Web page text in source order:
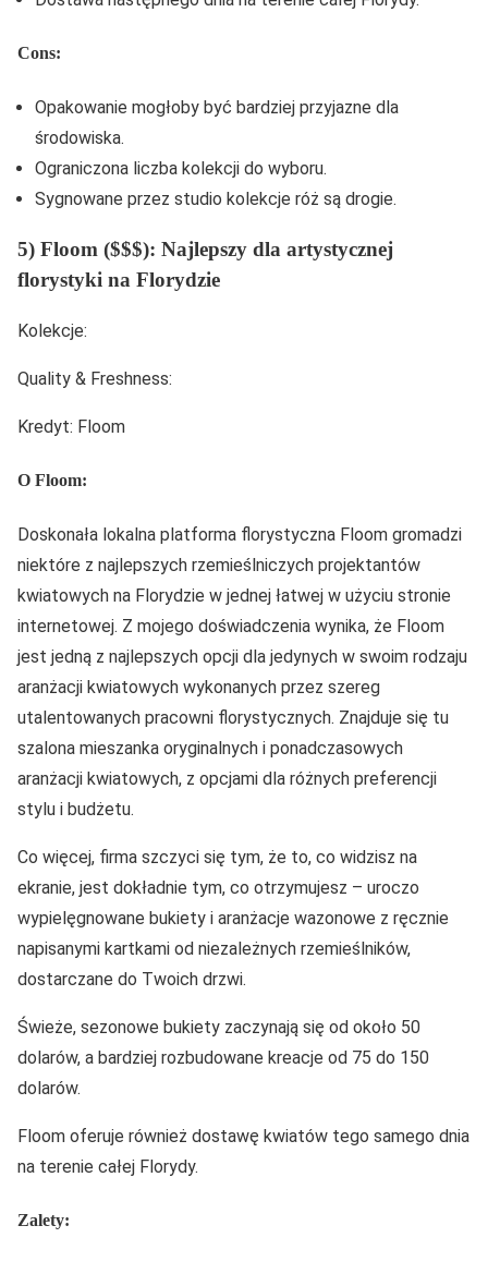
Cons:
Opakowanie mogłoby być bardziej przyjazne dla
środowiska.
Ograniczona liczba kolekcji do wyboru.
Sygnowane przez studio kolekcje róż są drogie.
5) Floom ($$$): Najlepszy dla artystycznej
florystyki na Florydzie
Kolekcje:
Quality & Freshness:
Kredyt: Floom
O Floom:
Doskonała lokalna platforma florystyczna Floom gromadzi
niektóre z najlepszych rzemieślniczych projektantów
kwiatowych na Florydzie w jednej łatwej w użyciu stronie
internetowej. Z mojego doświadczenia wynika, że Floom
jest jedną z najlepszych opcji dla jedynych w swoim rodzaju
aranżacji kwiatowych wykonanych przez szereg
utalentowanych pracowni florystycznych. Znajduje się tu
szalona mieszanka oryginalnych i ponadczasowych
aranżacji kwiatowych, z opcjami dla różnych preferencji
stylu i budżetu.
Co więcej, firma szczyci się tym, że to, co widzisz na
ekranie, jest dokładnie tym, co otrzymujesz – uroczo
wypielęgnowane bukiety i aranżacje wazonowe z ręcznie
napisanymi kartkami od niezależnych rzemieślników,
dostarczane do Twoich drzwi.
Świeże, sezonowe bukiety zaczynają się od około 50
dolarów, a bardziej rozbudowane kreacje od 75 do 150
dolarów.
Floom oferuje również dostawę kwiatów tego samego dnia
na terenie całej Florydy.
Zalety: